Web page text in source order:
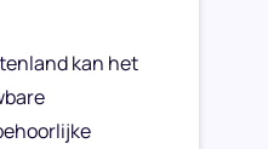
kan het